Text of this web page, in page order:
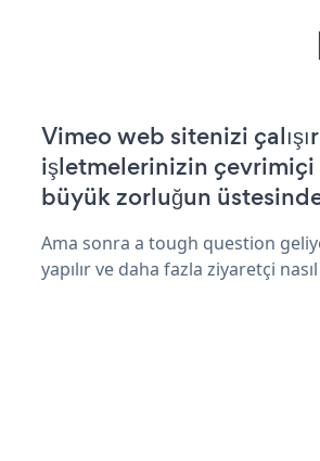
Vimeo web sitenizi
işletmelerinizin çevrimiçi
büyük zorluğun
Ama sonra a tough question
yapılır ve daha fazla ziyaretçi